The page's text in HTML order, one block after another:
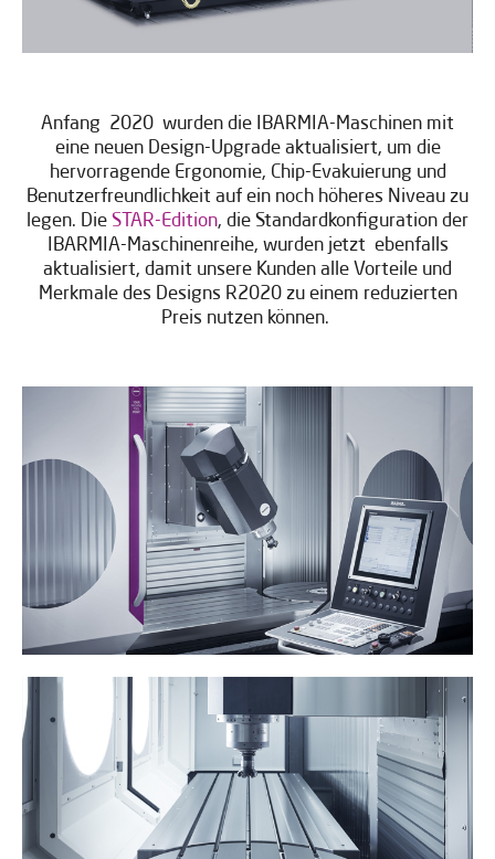
Anfang 2020 wurden die IBARMIA-Maschinen mit
eine neuen Design-Upgrade aktualisiert, um die
hervorragende Ergonomie, Chip-Evakuierung und
Benutzerfreundlichkeit auf ein noch höheres Niveau zu
legen. Die STAR-Edition, die Standardkonfiguration der
IBARMIA-Maschinenreihe, wurden jetzt ebenfalls
aktualisiert, damit unsere Kunden alle Vorteile und
Merkmale des Designs R2020 zu einem reduzierten
Preis nutzen können.